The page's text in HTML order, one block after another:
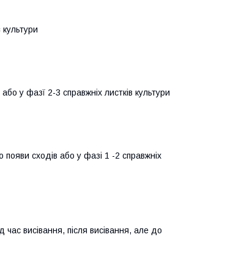
у фазї 2-3 справжніх листків культури
сходів або у фазі 1 -2 справжніх
час висівання, після висівання, але до